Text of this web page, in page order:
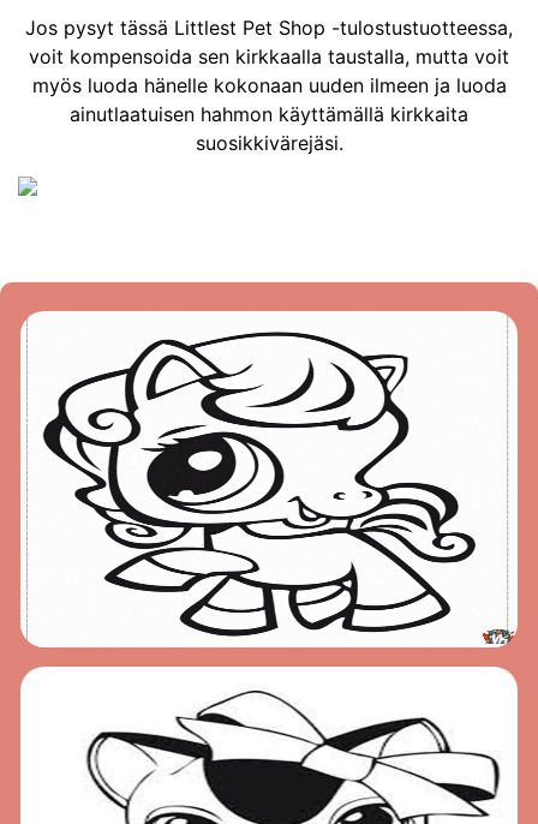
Jos pysyt tässä Littlest Pet Shop -tulostustuotteessa,
voit kompensoida sen kirkkaalla taustalla, mutta voit
myös luoda hänelle kokonaan uuden ilmeen ja luoda
ainutlaatuisen hahmon käyttämällä kirkkaita
suosikkivärejäsi.